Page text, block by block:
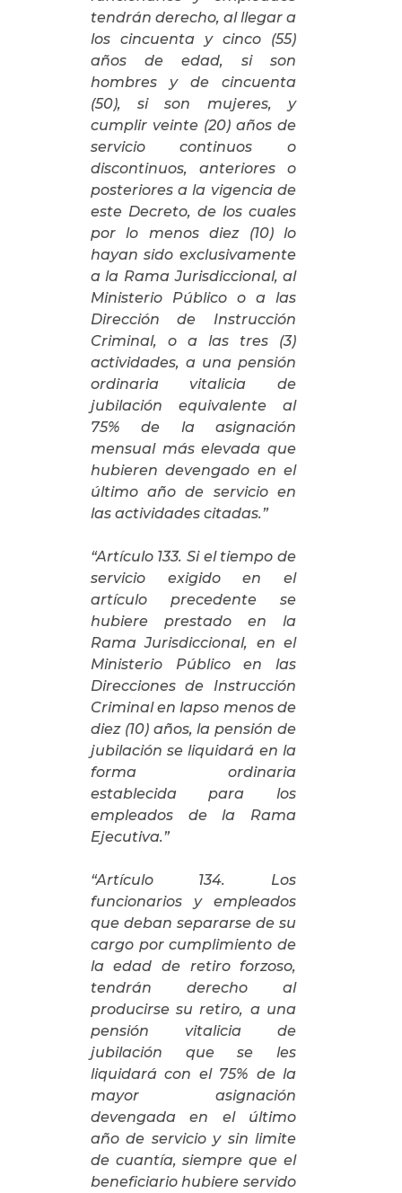
tendrán derecho, al llegar a
los cincuenta y cinco (55)
años de edad, si son
hombres y de cincuenta
(50), si son mujeres, y
cumplir veinte (20) años de
servicio continuos o
discontinuos, anteriores o
posteriores a la vigencia de
este Decreto, de los cuales
por lo menos diez (10) lo
hayan sido exclusivamente
ala Rama Jurisdiccional, al
Ministerio Público o a las
Dirección de Instrucción
Criminal, o a las tres (3)
actividades, a una pensión
ordinaria vitalicia de
jubilación equivalente al
75% de la asignación
mensual más elevada que
hubieren devengado en el
último año de servicio en
las actividades citadas.”
“Artículo 133. Si el tiempo de
servicio exigido en el
artículo precedente se
hubiere prestado enla
Rama Jurisdiccional, en el
Ministerio Público en las
Direcciones de Instrucción
Criminal en lapso menos de
diez (10) años, la pensión de
jubilación se liquidará en la
forma ordinaria
establecida para los
empleados dela Rama
Ejecutiva.”
“Artículo 134. Los
funcionarios y empleados
que deban separarse de su
cargo por cumplimiento de
la edad de retiro forzoso,
tendrán derecho al
producirse su retiro, a una
pensión vitalicia de
jubilación que se les
liquidará con el 75% de la
mayor asignación
devengada en el último
año de servicio y sin limite
de cuantía, siempre que el
beneficiario hubiere servido